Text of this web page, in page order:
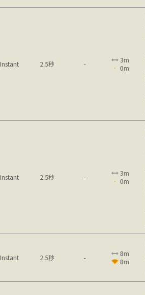
Instant 2.5秒 -
3m
0m
Instant 2.5秒 -
3m
0m
Instant 2.5秒 -
8m
8m